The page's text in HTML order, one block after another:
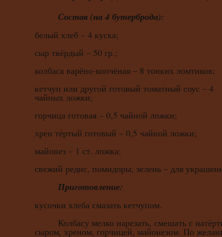
Состав (на 4 бутерброда):
белый хлеб – 4 куска;
сыр твёрдый – 50 гр.;
колбаса варёно-копчёная – 8 тонких ломтиков;
кетчуп или другой готовый томатный соус – 4
чайных ложки;
горчица готовая – 0,5 чайной ложки;
хрен тёртый готовый – 0,5 чайной ложки;
майонез – 1 ст. ложка;
свежий редис, помидоры, зелень – для
Приготовление:
кусочки хлеба смазать кетчупом.
Колбасу мелко нарезать, смешать с
сыром, хреном, горчицей, майонезом. По